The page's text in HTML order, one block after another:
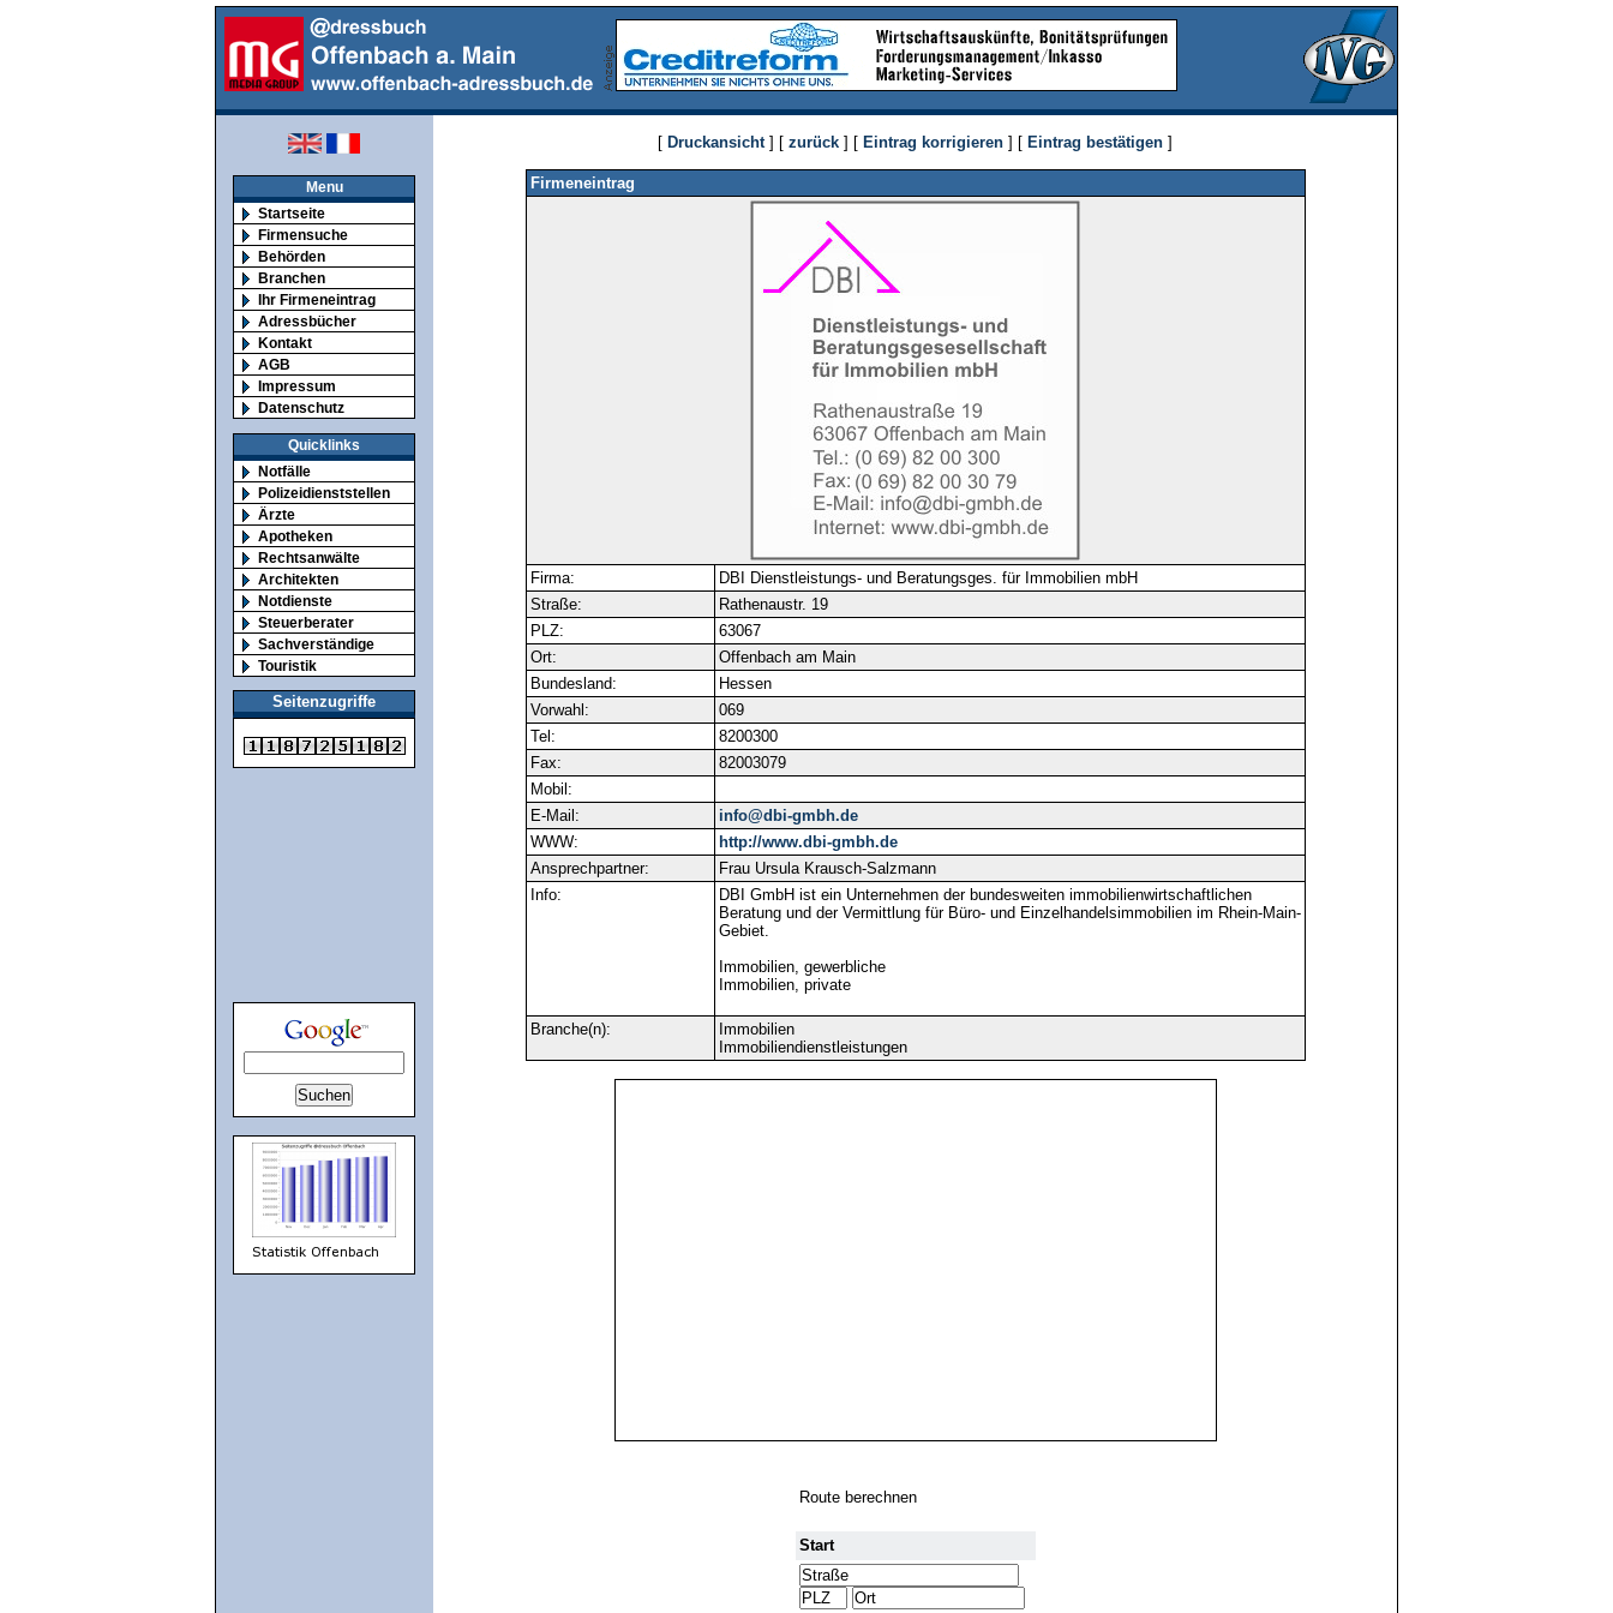
Menu
Startseite
Firmensuche
Behörden
Branchen
Ihr Firmeneintrag
Adressbücher
Kontakt
AGB
Impressum
Datenschutz
Quicklinks
Notfälle
Polizeidienststellen
Ärzte
Apotheken
Rechtsanwälte
Architekten
Notdienste
Steuerberater
Sachverständige
Touristik
Seitenzugriffe
[ Druckansicht] [ zurück ] [ Eintrag korrigieren ] [ Eintrag bestätigen ]
Firmeneintrag
Firma:
DBI Dienstleistungs- und Beratungsges. für Immobilien mbH
Straße:
Rathenaustr. 19
PLZ:
63067
Ort:
Offenbach am Main
Bundesland:
Hessen
Vorwahl:
069
Tel:
8200300
Fax:
82003079
Mobil:
E-Mail:
info@dbi-gmbh.de
WWW:
http://www.dbi-gmbh.de
Ansprechpartner:
Frau Ursula Krausch-Salzmann
Info:
DBI GmbH ist ein Unternehmen der bundesweiten immobilienwirtschaftlichen
Beratung und der Vermittlung für Büro- und Einzelhandelsimmobilien im Rhein-Main-
Gebiet.
Immobilien, gewerbliche
Immobilien, private
Branche(n):
Immobilien
Immobiliendienstleistungen
Route berechnen
Start